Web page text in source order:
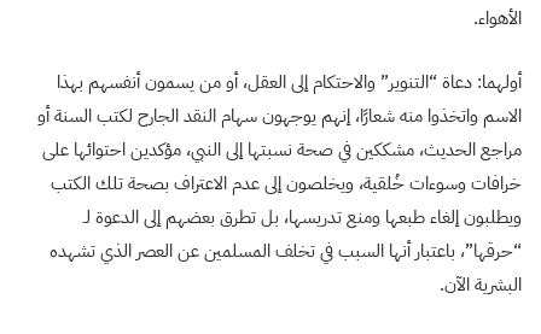
الأهواء.
أولهما: دعاة “التنوير” والاحتكام إلى العقل، أو من يسمون أنفسهم بهذا
الاسم واتخذوا منه شعارًا، إنهم يوجهون سهام النقد الجارح لكتب السنة أو
مراجع الحديث، مشككين في صحة نسبتها إلى النبي، مؤكدين احتوائها على
خرافات وسوءات خُلقية، ويخلصون إلى عدم الاعتراف بصحة تلك الكتب
ويطلبون إلغاء طبعها ومنع تدريسها، بل تطرق بعضهم إلى الدعوة لـ
“حرقها”، باعتبار أنها السبب في تخلف المسلمين عن العصر الذي تشهده
البشرية الآن.